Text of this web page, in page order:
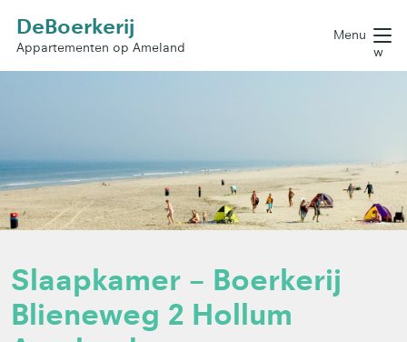
DeBoerkerij
Appartementen op Ameland
Menu
w
Slaapkamer – Boerkerij
Blieneweg 2 Hollum